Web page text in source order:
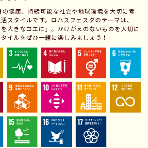
の健康、持続可能な社会や地球環境を大切に考
スタイルです。ロハスフェスタのテーマは、
を大きなコエに」。かけがえのないものを大切に
イルをぜひ一緒に楽しみましょう！